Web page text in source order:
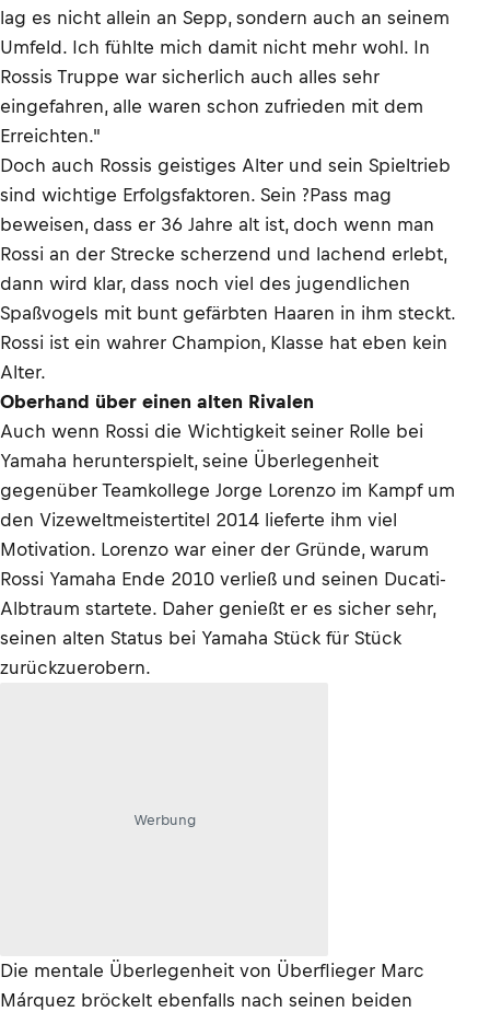
lag es nicht allein an Sepp, sondern auch an seinem
Umfeld. Ich fühlte mich damit nicht mehr wohl. In
Rossis Truppe war sicherlich auch alles sehr
eingefahren, alle waren schon zufrieden mit dem
Erreichten."
Doch auch Rossis geistiges Alter und sein Spieltrieb
sind wichtige Erfolgsfaktoren. Sein ?Pass mag
beweisen, dass er 36 Jahre alt ist, doch wenn man
Rossi an der Strecke scherzend und lachend erlebt,
dann wird klar, dass noch viel des jugendlichen
Spaßvogels mit bunt gefärbten Haaren in ihm steckt.
Rossi ist ein wahrer Champion, Klasse hat eben kein
Alter.
Oberhand über einen alten Rivalen
Auch wenn Rossi die Wichtigkeit seiner Rolle bei
Yamaha herunterspielt, seine Überlegenheit
gegenüber Teamkollege Jorge Lorenzo im Kampf um
den Vizeweltmeistertitel 2014 lieferte ihm viel
Motivation. Lorenzo war einer der Gründe, warum
Rossi Yamaha Ende 2010 verließ und seinen Ducati-
Albtraum startete. Daher genießt er es sicher sehr,
seinen alten Status bei Yamaha Stück für Stück
zurückzuerobern.
Werbung
Die mentale Überlegenheit von Überflieger Marc
Márquez bröckelt ebenfalls nach seinen beiden